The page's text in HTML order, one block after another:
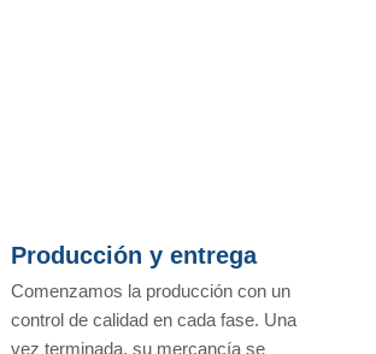
Producción y entrega
Comenzamos la producción con un
control de calidad en cada fase. Una
vez terminada, su mercancía se